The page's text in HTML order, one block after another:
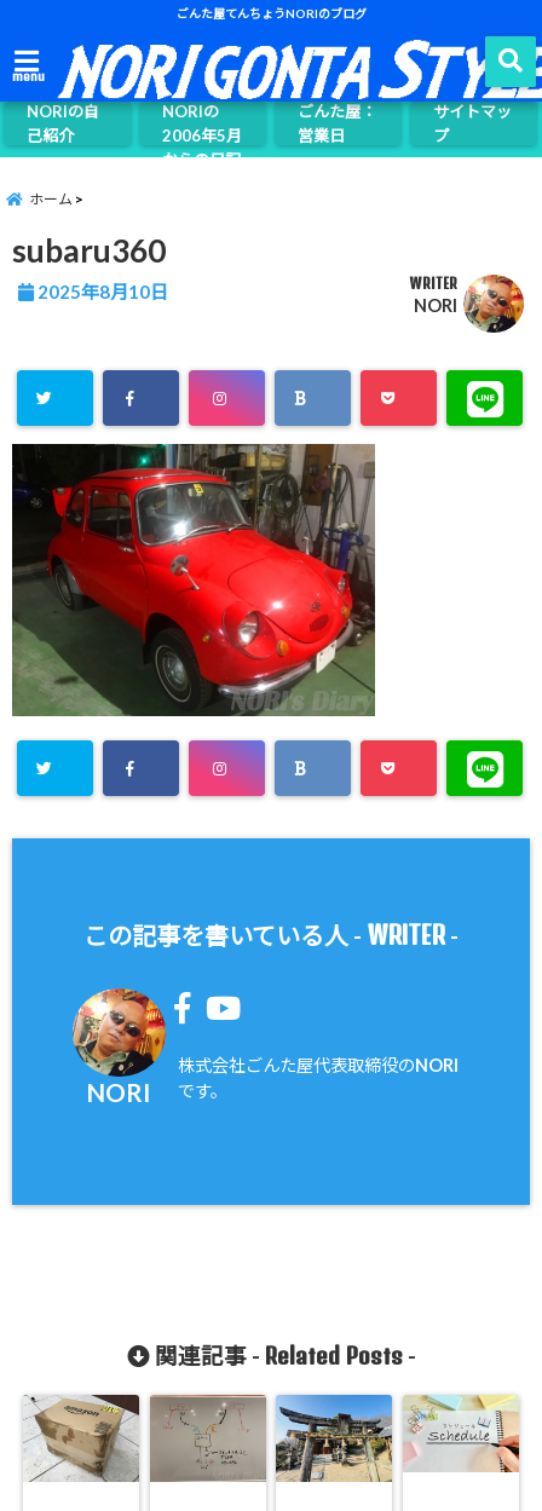
ごんた屋てんちょうNORIのブログ
menu
NORIの自
己紹介
ごんた屋て
んちょう
NORIの
2006年5月
からの日記
ごんた屋：
営業日
サイトマッ
プ
ホーム
subaru360
2025年8月10日 WRITER
NORI
この記事を書いている人 - WRITER-
NORI
株式会社ごんた屋代表取締役のNORI
です。
関連記事 - Related Posts-